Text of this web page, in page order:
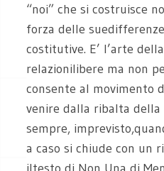
“noi” che si costruisce
forza delle
costitutive. E’ l’arte
relazionilibere ma non
consente al movimento
venire dalla ribalta
sempre,
a caso si chiude con un